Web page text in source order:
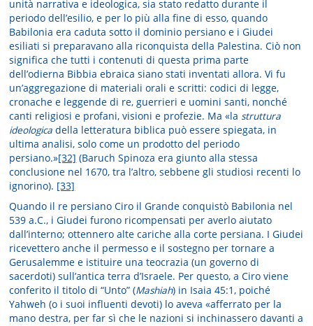
unità narrativa e ideologica, sia stato redatto durante il
periodo dell’esilio, e per lo più alla fine di esso, quando
Babilonia era caduta sotto il dominio persiano e i Giudei
esiliati si preparavano alla riconquista della Palestina. Ciò non
significa che tutti i contenuti di questa prima parte
dell’odierna Bibbia ebraica siano stati inventati allora. Vi fu
un’aggregazione di materiali orali e scritti: codici di legge,
cronache e leggende di re, guerrieri e uomini santi, nonché
canti religiosi e profani, visioni e profezie. Ma «la struttura
ideologica della letteratura biblica può essere spiegata, in
ultima analisi, solo come un prodotto del periodo
persiano.»[32] (Baruch Spinoza era giunto alla stessa
conclusione nel 1670, tra l’altro, sebbene gli studiosi recenti lo
ignorino). [33]
Quando il re persiano Ciro il Grande conquistò Babilonia nel
539 a.C., i Giudei furono ricompensati per averlo aiutato
dall’interno; ottennero alte cariche alla corte persiana. I Giudei
ricevettero anche il permesso e il sostegno per tornare a
Gerusalemme e istituire una teocrazia (un governo di
sacerdoti) sull’antica terra d’Israele. Per questo, a Ciro viene
conferito il titolo di “Unto” (Mashiah) in Isaia 45:1, poiché
Yahweh (o i suoi influenti devoti) lo aveva «afferrato per la
mano destra, per far sì che le nazioni si inchinassero davanti a